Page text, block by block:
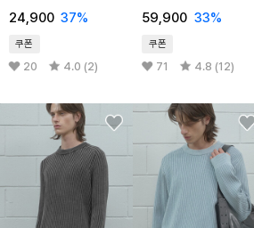
24,900 37%
쿠폰
20 4.0 (2)
59,900 33%
쿠폰
71 4.8 (12)